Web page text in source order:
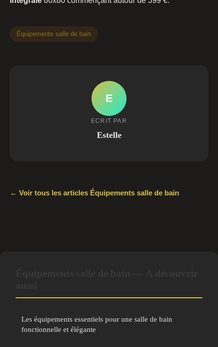
Équipements salle de bain
E
ECRIT PAR
Estelle
← Voir tous les articles Équipements salle de bain
Les équipements essentiels pour une salle de bain
fonctionnelle et élégante